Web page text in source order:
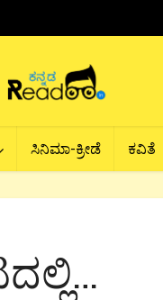
ಸಿನಿಮಾ-ಕ್ರೀಡೆ ಕವಿತೆ